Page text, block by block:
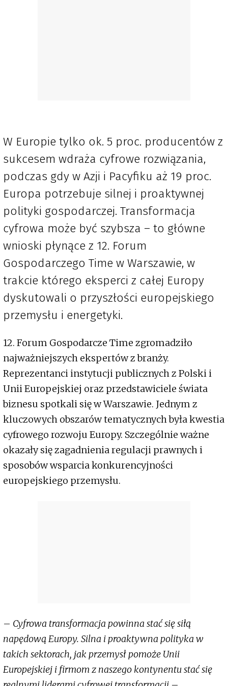
W Europie tylko ok. 5 proc. producentów z
sukcesem wdraża cyfrowe rozwiązania,
podczas gdy w Azji i Pacyfiku aż 19 proc.
Europa potrzebuje silnej i proaktywnej
polityki gospodarczej. Transformacja
cyfrowa może być szybsza – to główne
wnioski płynące z 12. Forum
Gospodarczego Time w Warszawie, w
trakcie którego eksperci z całej Europy
dyskutowali o przyszłości europejskiego
przemysłu i energetyki.
12. Forum Gospodarcze Time zgromadziło
najważniejszych ekspertów z branży.
Reprezentanci instytucji publicznych z Polski i
Unii Europejskiej oraz przedstawiciele świata
biznesu spotkali się w Warszawie. Jednym z
kluczowych obszarów tematycznych była kwestia
cyfrowego rozwoju Europy. Szczególnie ważne
okazały się zagadnienia regulacji prawnych i
sposobów wsparcia konkurencyjności
europejskiego przemysłu.
– Cyfrowa transformacja powinna stać się siłą
napędową Europy. Silna i proaktywna polityka w
takich sektorach, jak przemysł pomoże Unii
Europejskiej i firmom z naszego kontynentu stać się